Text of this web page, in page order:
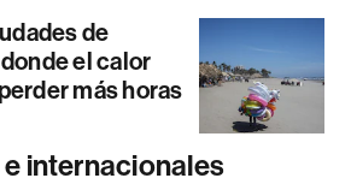
de
el calor
más horas
internacionales